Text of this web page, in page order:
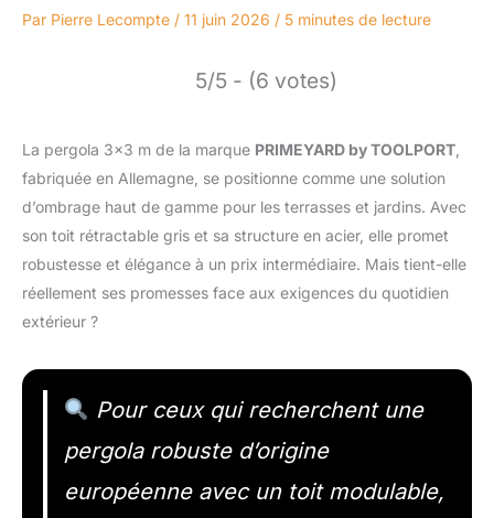
Par Pierre Lecompte / 11 juin 2026 / 5 minutes de lecture
5/5 - (6 votes)
La pergola 3×3 m de la marque PRIMEYARD by TOOLPORT
fabriquée en Allemagne, se positionne comme une solution
d’ombrage haut de gamme pour les terrasses et jardins. Avec
son toit rétractable gris et sa structure en acier, elle promet
robustesse et élégance à un prix intermédiaire. Mais tient-elle
réellement ses promesses face aux exigences du quotidien
extérieur ?
Pour ceux qui recherchent une
pergola robuste d’origine
européenne avec un toit modulable,